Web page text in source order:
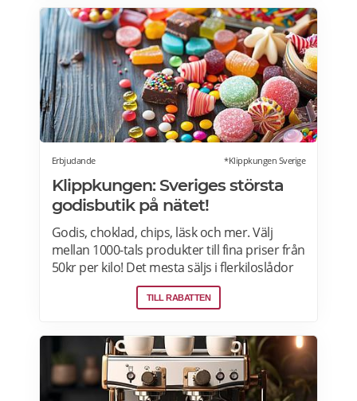
bara kommer förbi. Rabatten gäller på mat
men inte dryck. Du får ta med dig 5 vänner
(totalt 6 personer). Rabatten kan inte
kombineras med andra middagspaket och
erbjudanden, exempelvis vid julbord,
nyårspaket eller after work. Undantag gäller
för alla Scandic Go-hotell och Grand Hotel
Oslo by Scandic. Läs mer>>>
Erbjudande *Klippkungen Sverige
Klippkungen: Sveriges största
godisbutik på nätet!
Godis, choklad, chips, läsk och mer. Välj
mellan 1000-tals produkter till fina priser från
50kr per kilo! Det mesta säljs i flerkiloslådor
men det finns även förpackningar som
lämpar sig bra som presenter.
TILL RABATTEN